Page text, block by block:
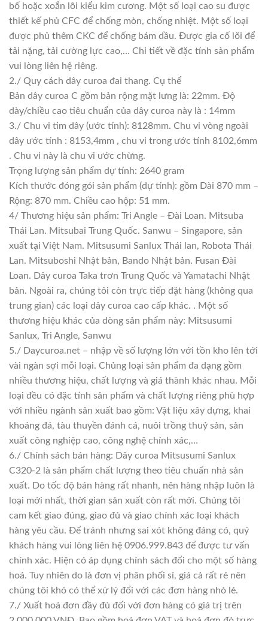
bố hoặc xoắn lõi kiểu kim cương. Một số loại cao su được
thiết kế phủ CFC để chống mòn, chống nhiệt. Một số loại
được phủ thêm CKC để chống bám dầu. Được gia cố lõi để
tải nặng, tải cường lực cao,… Chi tiết về đặc tính sản phẩm
vui lòng liên hệ riêng.
2./ Quy cách dây curoa đai thang. Cụ thể
Bản dây curoa C gồm bản rộng mặt lưng là: 22mm. Độ
dày/chiều cao tiêu chuẩn của dây curoa này là : 14mm
3./ Chu vi tim dây (ước tính): 8128mm. Chu vi vòng ngoài
dây ước tính : 8153,4mm , chu vi trong ước tính 8102,6mm
. Chu vi này là chu vi ước chừng.
Trọng lượng sản phẩm dự tính: 2640 gram
Kích thước đóng gói sản phẩm (dự tính): gồm Dài 870 mm –
Rộng: 870 mm. Chiều cao hộp: 51 mm.
4/ Thương hiệu sản phẩm: Tri Angle – Đài Loan. Mitsuba
Thái Lan. Mitsubai Trung Quốc. Sanwu – Singapore, sản
xuất tại Việt Nam. Mitsusumi Sanlux Thái lan, Robota Thái
Lan. Mitsuboshi Nhật bản, Bando Nhật bản. Fusan Đài
Loan. Dây curoa Taka trơn Trung Quốc và Yamatachi Nhật
bản. Ngoài ra, chúng tôi còn trực tiếp đặt hàng (không qua
trung gian) các loại dây curoa cao cấp khác. . Một số
thương hiệu khác của dòng sản phẩm này: Mitsusumi
Sanlux, Tri Angle, Sanwu
5./ Daycuroa.net – nhập về số lượng lớn với tồn kho lên tới
vài ngàn sợi mỗi loại. Chủng loại sản phẩm đa dạng gồm
nhiều thương hiệu, chất lượng và giá thành khác nhau. Mỗi
loại đều có đặc tính sản phẩm và chất lượng riêng phù hợp
với nhiều ngành sản xuất bao gồm: Vật liệu xây dựng, khai
khoáng đá, tàu thuyền đánh cá, nuôi trồng thuỷ sản, sản
xuất công nghiệp cao, công nghệ chính xác,…
6./ Chính sách bán hàng: Dây curoa Mitsusumi Sanlux
C320-2 là sản phẩm chất lượng theo tiêu chuẩn nhà sản
xuất. Do tốc độ bán hàng rất nhanh, nên hàng nhập luôn là
loại mới nhất, thời gian sản xuất còn rất mới. Chúng tôi
cam kết giao đúng, giao đủ và giao chính xác loại khách
hàng yêu cầu. Để tránh nhưng sai xót không đáng có, quý
khách hàng vui lòng liên hệ 0906.999.843 để được tư vấn
chính xác. Hiện có áp dụng chính sách đổi cho một số hàng
hoá. Tuy nhiên do là đơn vị phân phối sỉ, giá cả rất rẻ nên
chúng tôi khó có thể xử lý đổi với các đơn hàng nhỏ lẻ.
7./ Xuất hoá đơn đầy đủ đối với đơn hàng có giá trị trên